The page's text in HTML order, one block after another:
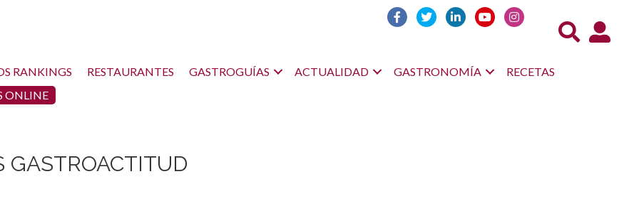
Acceso
RANKINGS RESTAURANTES GASTROGUÍAS ACTUALIDAD GASTRONOMÍA
RECETAS
ONLINE
GASTROACTITUD